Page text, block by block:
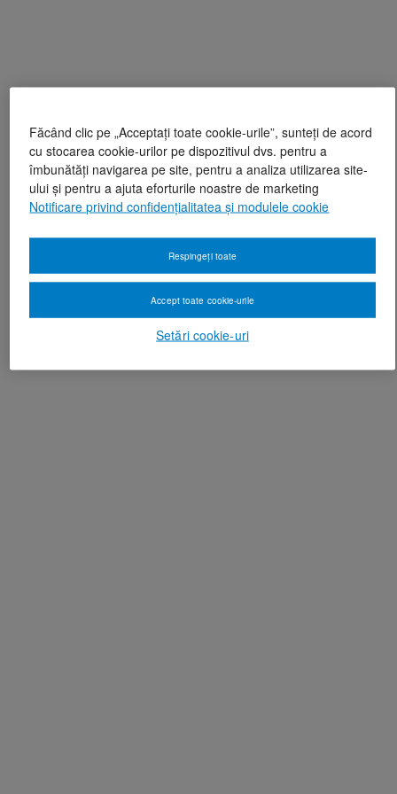
Făcând clic pe „Acceptați toate cookie-urile”, sunteți de acord
cu stocarea cookie-urilor pe dispozitivul dvs. pentru a
îmbunătăți navigarea pe site, pentru a analiza utilizarea site-
ului și pentru a ajuta eforturile noastre de marketing
Notificare privind confidențialitatea și modulele cookie
Setări cookie-uri
Respingeți toate
Accept toate cookie-urile